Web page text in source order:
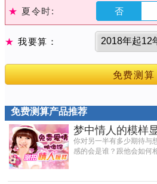
★ 夏令时: 否
★我要算：
免费测算
免费测算产品推荐
梦中情人的模样
你对另一半有多少期待与
感的会是谁？跟他会如何